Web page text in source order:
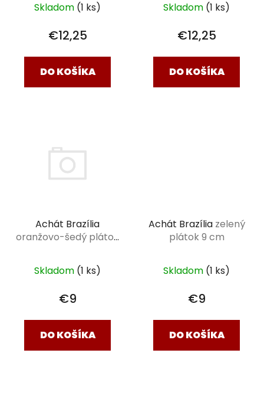
Skladom (1 ks)
€12,25
DO KOŠÍKA
Skladom (1 ks)
€12,25
DO KOŠÍKA
Achát Brazília
oranžovo-šedý plátok
Skladom (1 ks)
€9
DO KOŠÍKA
Achát Brazília zelený
plátok 9 cm
Skladom (1 ks)
€9
DO KOŠÍKA